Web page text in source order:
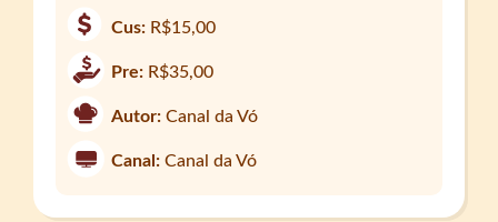
Cus: R$15,00
Pre: R$35,00
Autor: Canal da Vó
Canal: Canal da Vó